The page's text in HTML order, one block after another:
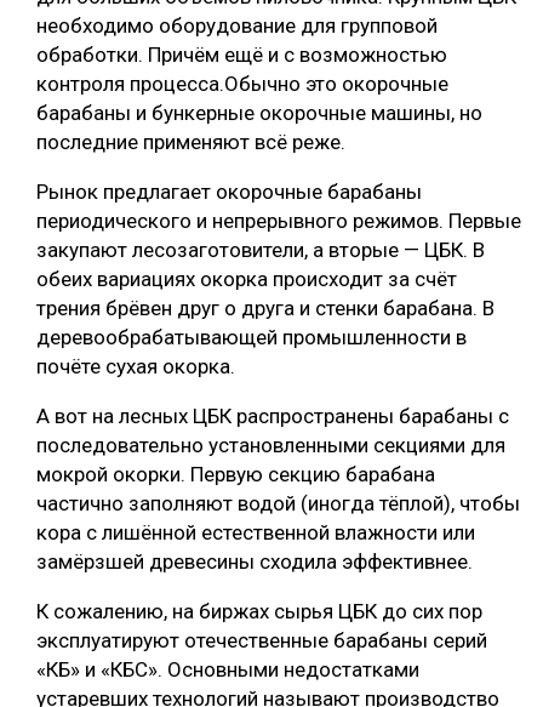
необходимо оборудование для групповой
обработки. Причём ещё и с возможностью
контроля процесса.Обычно это окорочные
барабаны и бункерные окорочные машины, но
последние применяют всё реже.
Рынок предлагает окорочные барабаны
периодического и непрерывного режимов. Первые
закупают лесозаготовители, а вторые — ЦБК. В
обеих вариациях окорка происходит за счёт
трения брёвен друг о друга и стенки барабана. В
деревообрабатывающей промышленности в
почёте сухая окорка.
А вот на лесных ЦБК распространены барабаны с
последовательно установленными секциями для
мокрой окорки. Первую секцию барабана
частично заполняют водой (иногда тёплой), чтобы
кора с лишённой естественной влажности или
замёрзшей древесины сходила эффективнее.
К сожалению, на биржах сырья ЦБК до сих пор
эксплуатируют отечественные барабаны серий
«КБ» и «КБС». Основными недостатками
устаревших технологий называют производство